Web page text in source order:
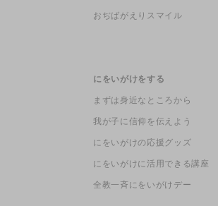
おぢばがえりスマイル
にをいがけをする
まずは身近なところから
我が子に信仰を伝えよう
にをいがけの応援グッズ
にをいがけに活用できる講座
全教一斉にをいがけデー